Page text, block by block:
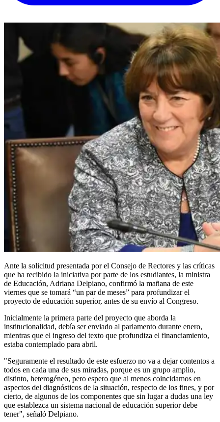
Ante la solicitud presentada por el Consejo de Rectores y las críticas
que ha recibido la iniciativa por parte de los estudiantes, la ministra
de Educación, Adriana Delpiano, confirmó la mañana de este
viernes que se tomará “un par de meses” para profundizar el
proyecto de educación superior, antes de su envío al Congreso.
Inicialmente la primera parte del proyecto que aborda la
institucionalidad, debía ser enviado al parlamento durante enero,
mientras que el ingreso del texto que profundiza el financiamiento,
estaba contemplado para abril.
"Seguramente el resultado de este esfuerzo no va a dejar contentos a
todos en cada una de sus miradas, porque es un grupo amplio,
distinto, heterogéneo, pero espero que al menos coincidamos en
aspectos del diagnósticos de la situación, respecto de los fines, y por
cierto, de algunos de los componentes que sin lugar a dudas una ley
que establezca un sistema nacional de educación superior debe
tener", señaló Delpiano.